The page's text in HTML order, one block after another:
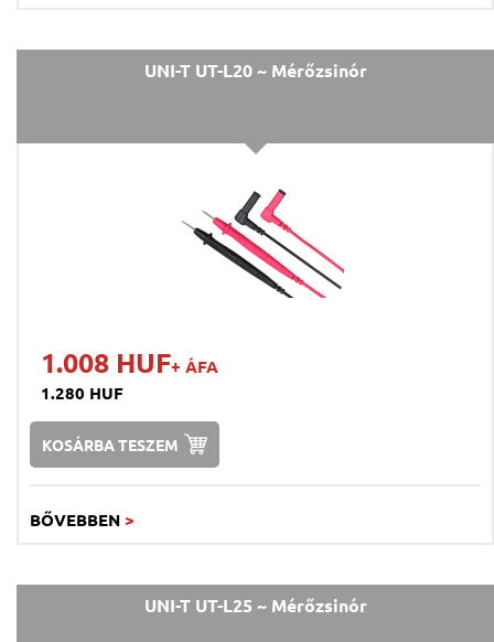
UNI-T UT-L20 ~ Mérőzsinór
1.008 HUF+ ÁFA
1.280 HUF
KOSÁRBA TESZEM
BŐVEBBEN >
UNI-T UT-L25 ~ Mérőzsinór